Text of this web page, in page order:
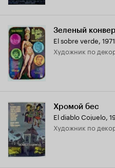
Зеленый
El sobre verde, 1971
Художник по
Хромой бес
El diablo Cojuelo,
Художник по